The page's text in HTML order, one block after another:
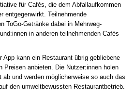
für Cafés, die dem Abfallaufkommen
entgegenwirkt. Teilnehmende
ToGo-Getränke dabei in Mehrweg-
in anderen teilnehmenden Cafés
App kann ein Restaurant übrig gebliebene
Preisen anbieten. Die Nutzer:innen holen
und werden möglicherweise so auch das
den umweltbewussten Restaurantbetrieb.